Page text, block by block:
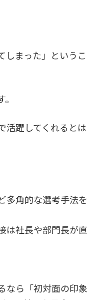
しまった」というこ
活躍してくれるとは
多角的な選考手法を
は社長や部門長が直
なら「初対面の印象